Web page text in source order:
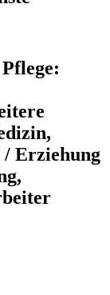
Erziehung